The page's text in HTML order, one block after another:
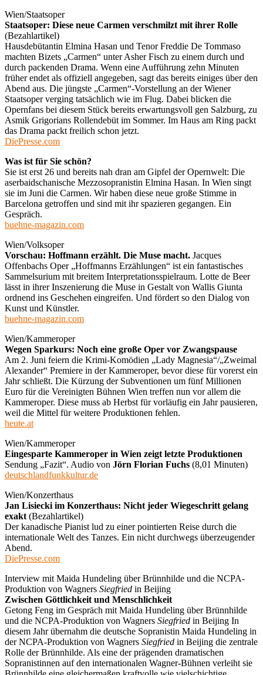
Wien/Staatsoper
Staatsoper: Diese neue Carmen verschmilzt mit ihrer Rolle
(Bezahlartikel)
Hausdebütantin Elmina Hasan und Tenor Freddie De Tommaso
machten Bizets „Carmen“ unter Asher Fisch zu einem durch und
durch packenden Drama. Wenn eine Aufführung zehn Minuten
früher endet als offiziell angegeben, sagt das bereits einiges über den
Abend aus. Die jüngste „Carmen“-Vorstellung an der Wiener
Staatsoper verging tatsächlich wie im Flug. Dabei blicken die
Opernfans bei diesem Stück bereits erwartungsvoll gen Salzburg, zu
Asmik Grigorians Rollendebüt im Sommer. Im Haus am Ring packt
das Drama packt freilich schon jetzt.
DiePresse.com
Was ist für Sie schön?
Sie ist erst 26 und bereits nah dran am Gipfel der Opernwelt: Die
aserbaidschanische Mezzosopranistin Elmina Hasan. In Wien singt
sie im Juni die Carmen. Wir haben diese neue große Stimme in
Barcelona getroffen und sind mit ihr spazieren gegangen. Ein
Gespräch.
buehne-magazin.com
Wien/Volksoper
Vorschau: Hoffmann erzählt. Die Muse macht. Jacques
Offenbachs Oper „Hoffmanns Erzählungen“ ist ein fantastisches
Sammelsurium mit breitem Interpretationsspielraum. Lotte de Beer
lässt in ihrer Inszenierung die Muse in Gestalt von Wallis Giunta
ordnend ins Geschehen eingreifen. Und fördert so den Dialog von
Kunst und Künstler.
buehne-magazin.com
Wien/Kammeroper
Wegen Sparkurs: Noch eine große Oper vor Zwangspause
Am 2. Juni feiern die Krimi-Komödien „Lady Magnesia“/„Zweimal
Alexander“ Premiere in der Kammeroper, bevor diese für vorerst ein
Jahr schließt. Die Kürzung der Subventionen um fünf Millionen
Euro für die Vereinigten Bühnen Wien treffen nun vor allem die
Kammeroper. Diese muss ab Herbst für vorläufig ein Jahr pausieren,
weil die Mittel für weitere Produktionen fehlen.
heute.at
Wien/Kammeroper
Eingesparte Kammeroper in Wien zeigt letzte Produktionen
Sendung „Fazit“. Audio von Jörn Florian Fuchs (8,01 Minuten)
deutschlandfunkkultur.de
Wien/Konzerthaus
Jan Lisiecki im Konzerthaus: Nicht jeder Wiegeschritt gelang
exakt (Bezahlartikel)
Der kanadische Pianist lud zu einer pointierten Reise durch die
internationale Welt des Tanzes. Ein nicht durchwegs überzeugender
Abend.
DiePresse.com
Interview mit Maida Hundeling über Brünnhilde und die NCPA-
Produktion von Wagners Siegfried in Beijing
Zwischen Göttlichkeit und Menschlichkeit
Getong Feng im Gespräch mit Maida Hundeling über Brünnhilde
und die NCPA-Produktion von Wagners Siegfried in Beijing In
diesem Jahr übernahm die deutsche Sopranistin Maida Hundeling in
der NCPA-Produktion von Wagners Siegfried in Beijing die zentrale
Rolle der Brünnhilde. Als eine der prägenden dramatischen
Sopranistinnen auf den internationalen Wagner-Bühnen verleiht sie